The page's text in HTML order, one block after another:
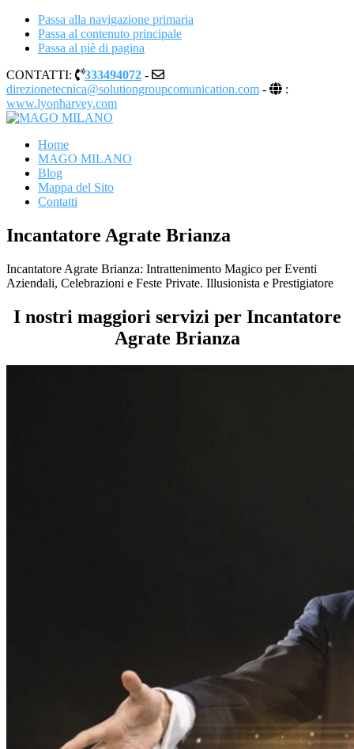
Passa alla navigazione primaria
Passa al contenuto principale
Passa al piè di pagina
CONTATTI:
333494072 -
direzionetecnica@solutiongroupcomunication.com -
:
www.lyonharvey.com
MAGO MILANO
Illusionista a Milano
Home
MAGO MILANO
Blog
Mappa del Sito
Contatti
Incantatore Agrate Brianza
Incantatore Agrate Brianza: Intrattenimento Magico per Eventi
Aziendali, Celebrazioni e Feste Private. Illusionista e Prestigiatore
I nostri maggiori servizi per Incantatore
Agrate Brianza